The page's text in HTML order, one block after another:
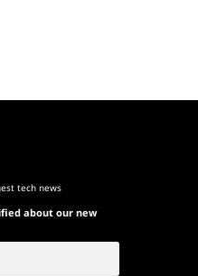
tech news
about our new